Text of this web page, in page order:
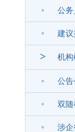
公
建议
> 机
公
双
涉